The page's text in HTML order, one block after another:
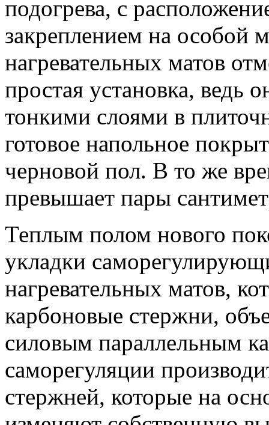
подогрева, с
закреплением на особой
нагревательных матов
простая установка, ведь
тонкими слоями в
готовое напольное
черновой пол. В то же
превышает пары
Теплым полом нового
укладки
нагревательных матов,
карбоновые стержни,
силовым параллельным
саморегуляции
стержней, которые на